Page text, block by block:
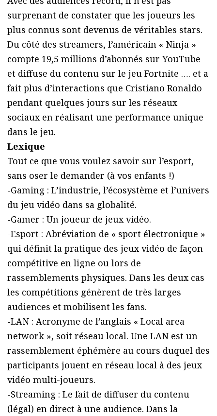
surprenant de constater que les joueurs les
plus connus sont devenus de véritables stars.
Du côté des streamers, l’américain « Ninja »
compte 19,5 millions d’abonnés sur YouTube
et diffuse du contenu sur le jeu Fortnite …. et a
fait plus d’interactions que Cristiano Ronaldo
pendant quelques jours sur les réseaux
sociaux en réalisant une performance unique
dans le jeu.
Lexique
Tout ce que vous voulez savoir sur l’esport,
sans oser le demander (à vos enfants !)
-Gaming : L’industrie, l’écosystème et l’univers
du jeu vidéo dans sa globalité.
-Gamer : Un joueur de jeux vidéo.
-Esport : Abréviation de « sport électronique »
qui définit la pratique des jeux vidéo de façon
compétitive en ligne ou lors de
rassemblements physiques. Dans les deux cas
les compétitions génèrent de très larges
audiences et mobilisent les fans.
-LAN : Acronyme de l’anglais « Local area
network », soit réseau local. Une LAN est un
rassemblement éphémère au cours duquel des
participants jouent en réseau local à des jeux
vidéo multi-joueurs.
-Streaming : Le fait de diffuser du contenu
(légal) en direct à une audience. Dans la